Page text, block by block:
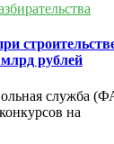
рублей
служба
на